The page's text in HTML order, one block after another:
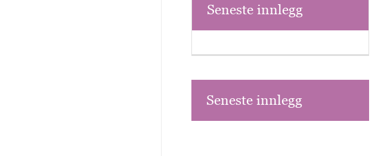
Seneste innlegg
Seneste innlegg